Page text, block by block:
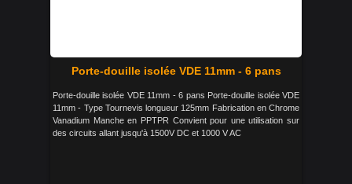
Porte-douille isolée VDE 11mm - 6 pans
Porte-douille isolée VDE 11mm - 6 pans Porte-douille isolée VDE
11mm - Type Tournevis longueur 125mm Fabrication en Chrome
Vanadium Manche en PPTPR Convient pour une utilisation sur
des circuits allant jusqu'à 1500V DC et 1000 V AC